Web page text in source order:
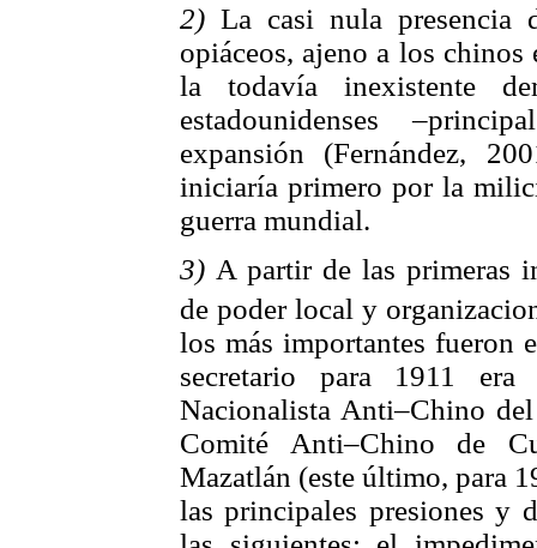
2) La casi nula presencia
opiáceos, ajeno a los
la todavía inexistente
estadounidenses
expansión (Fernández,
iniciaría primero por la
guerra mundial.
3) A partir de las primeras
de poder local y
los más importantes fueron
secretario para 1911
Nacionalista Anti–Chino
Comité Anti–Chino de
Mazatlán (este último, para
las principales presiones y